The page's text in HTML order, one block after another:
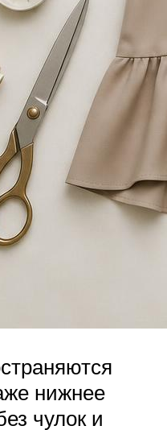
нижнее
чулок и